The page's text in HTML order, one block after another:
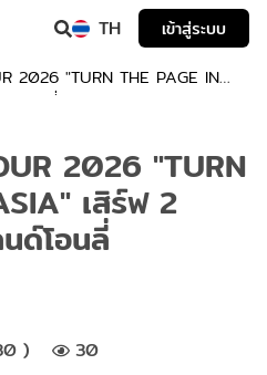
TH
เข้าสู่ระบบ
2026 "TURN THE PAGE IN
นด์โอนลี่
2026 "TURN
เสิร์ฟ 2
ด์โอนลี่
)
30